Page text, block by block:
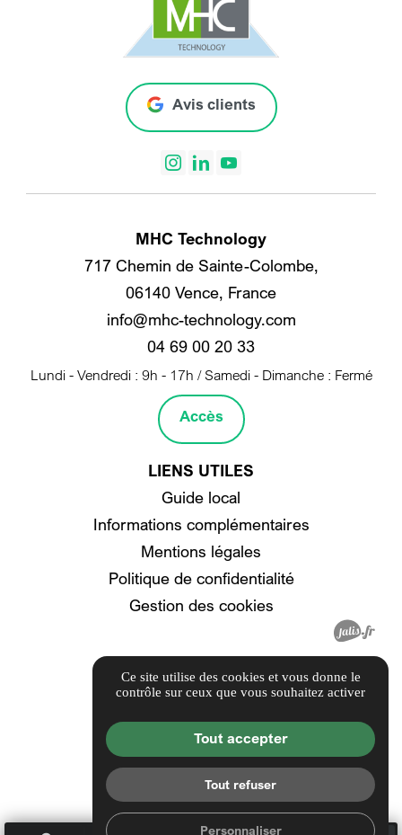
Avis clients
MHC Technology
717 Chemin de Sainte-Colombe,
06140 Vence, France
info@mhc-technology.com
04 69 00 20 33
Lundi - Vendredi : 9h - 17h / Samedi - Dimanche : Fermé
Accès
LIENS UTILES
Guide local
Informations complémentaires
Mentions légales
Politique de confidentialité
Gestion des cookies
Ce site utilise des cookies et vous donne le
contrôle sur ceux que vous souhaitez activer
Tout accepter
Tout refuser
Personnaliser